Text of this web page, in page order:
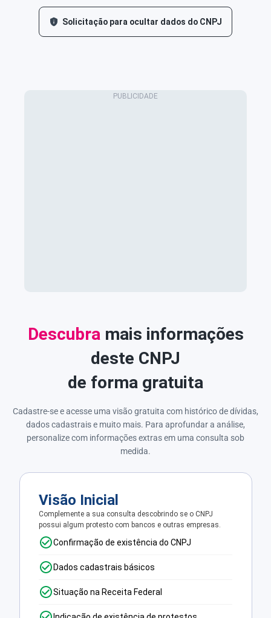
Solicitação para ocultar dados do CNPJ
Descubra mais informações
deste CNPJ
de forma gratuita
Cadastre-se e acesse uma visão gratuita com histórico de dívidas,
dados cadastrais e muito mais. Para aprofundar a análise,
personalize com informações extras em uma consulta sob
medida.
Visão Inicial
Complemente a sua consulta descobrindo se o CNPJ
possui algum protesto com bancos e outras empresas.
Confirmação de existência do CNPJ
Dados cadastrais básicos
Situação na Receita Federal